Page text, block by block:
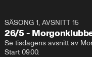
SÄSONG 1, AVSNITT 15
26/5 -
Se tisdagens avsnitt av
Start 09.00.